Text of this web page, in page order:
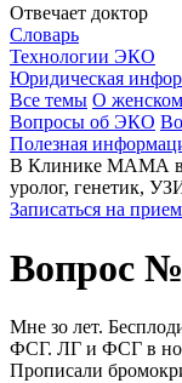
Отвечает доктор
Словарь
Технологии ЭКО
Юридическая
Все темы О
Вопросы об ЭКО
Полезная
В Клинике МАМА
уролог, генетик,
Записаться на прием
Вопрос
Мне зо лет.
ФСГ. ЛГ и ФСГ в
Прописали